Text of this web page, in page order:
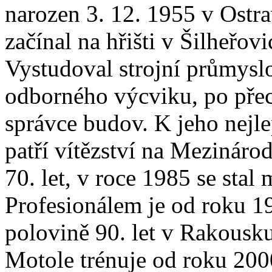
narozen 3. 12. 1955 v
začínal na hřišti v
Vystudoval strojní
odborného výcviku, po
správce budov. K jeho
patří vítězství na
70. let, v roce 1985 se stal
Profesionálem je od roku
polovině 90. let v
Motole trénuje od roku